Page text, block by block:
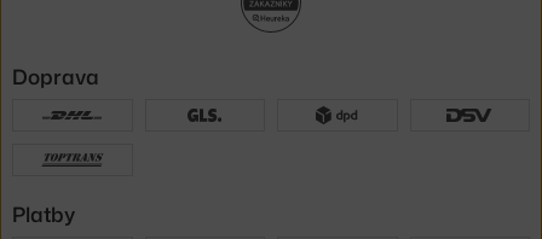
Doprava
Platby